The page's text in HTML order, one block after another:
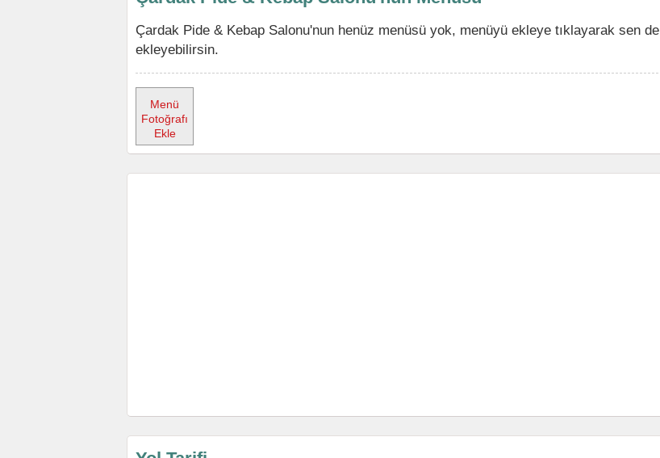
Çardak Pide & Kebap Salonu'nun henüz menüsü yok, menüyü ekleye tıklayarak sen de
ekleyebilirsin.
Menü
Fotoğrafı
Ekle